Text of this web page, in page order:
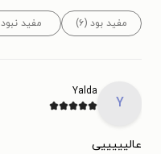
مفید بود (۶) مفید نبود
Y
Yalda
عالیییییی